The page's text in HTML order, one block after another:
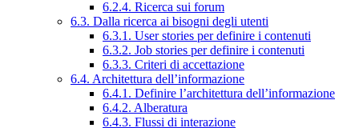
6.2.4. Ricerca sui forum
6.3. Dalla ricerca ai bisogni degli utenti
6.3.1. User stories per definire i contenuti
6.3.2. Job stories per definire i contenuti
6.3.3. Criteri di accettazione
6.4. Architettura dell’informazione
6.4.1. Definire l’architettura dell’informazione
6.4.2. Alberatura
6.4.3. Flussi di interazione